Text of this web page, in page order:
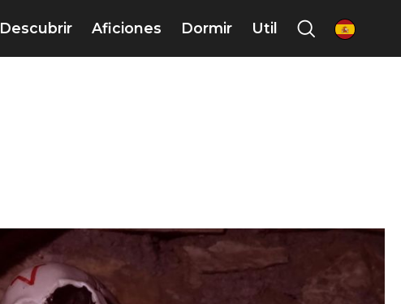
Descubrir Aficiones Dormir Util es